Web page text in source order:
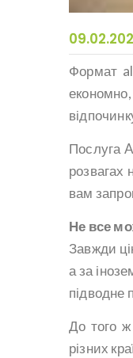
Формат
Послуга
розвагах
вам
Не все
Завжди
а за
підводне
До того ж
різних